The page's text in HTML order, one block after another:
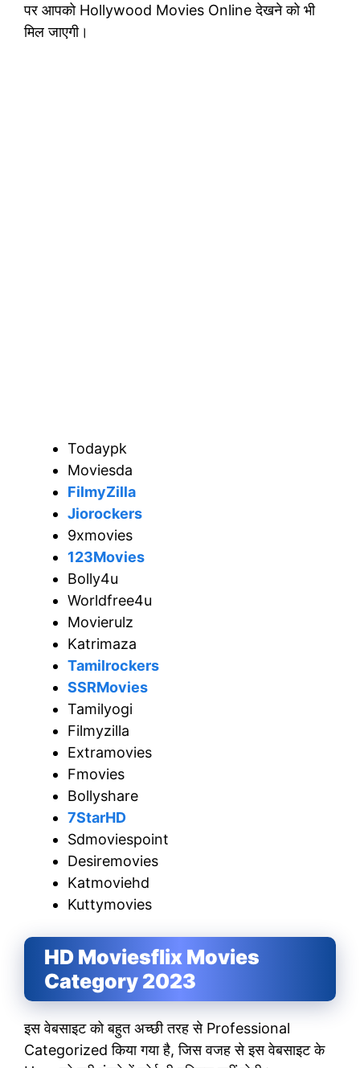
पर आपको Hollywood Movies Online देखने को भी
मिल जाएगी।
Todaypk
Moviesda
FilmyZilla
Jiorockers
9xmovies
123Movies
Bolly4u
Worldfree4u
Movierulz
Katrimaza
Tamilrockers
SSRMovies
Tamilyogi
Filmyzilla
Extramovies
Fmovies
Bollyshare
7StarHD
Sdmoviespoint
Desiremovies
Katmoviehd
Kuttymovies
HD Moviesflix Movies
Category 2023
इस वेबसाइट को बहुत अच्छी तरह से Professional
Categorized किया गया है, जिस वजह से इस वेबसाइट के